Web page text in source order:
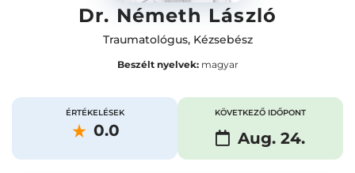
Dr. Németh László
Traumatológus, Kézsebész
Beszélt nyelvek:magyar
ÉRTÉKELÉSEK
0.0
KÖVETKEZŐ IDŐPONT
Aug. 24.